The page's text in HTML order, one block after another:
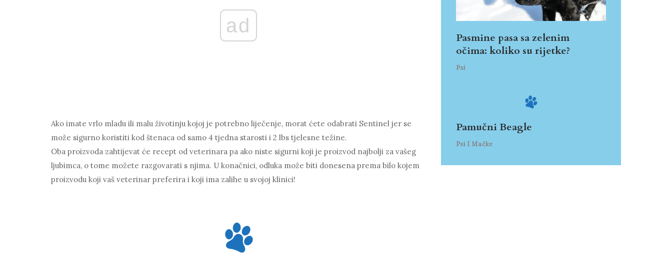
ad
Ako imate vrlo mladu ili malu životinju kojoj je potrebno liječenje, morat ćete odabrati Sentinel jer se
može sigurno koristiti kod štenaca od samo 4 tjedna starosti i 2 lbs tjelesne težine.
Oba proizvoda zahtijevat će recept od veterinara pa ako niste sigurni koji je proizvod najbolji za vašeg
ljubimca, o tome možete razgovarati s njima. U konačnici, odluka može biti donesena prema bilo kojem
proizvodu koji vaš veterinar preferira i koji ima zalihe u svojoj klinici!
Pasmine pasa sa zelenim
očima: koliko su rijetke?
Psi
Pamučni Beagle
Psi I Mačke